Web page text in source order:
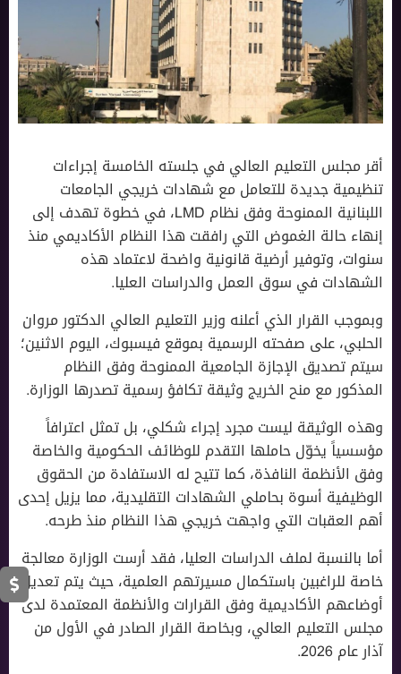
أقر مجلس التعليم العالي في جلسته الخامسة إجراءات
تنظيمية جديدة للتعامل مع شهادات خريجي الجامعات
اللبنانية الممنوحة وفق نظام LMD، في خطوة تهدف إلى
إنهاء حالة الغموض التي رافقت هذا النظام الأكاديمي منذ
سنوات، وتوفير أرضية قانونية واضحة لاعتماد هذه
الشهادات في سوق العمل والدراسات العليا.
وبموجب القرار الذي أعلنه وزير التعليم العالي الدكتور مروان
الحلبي، على صفحته الرسمية بموقع فيسبوك، اليوم الاثنين؛
سيتم تصديق الإجازة الجامعية الممنوحة وفق النظام
المذكور مع منح الخريج وثيقة تكافؤ رسمية تصدرها الوزارة.
وهذه الوثيقة ليست مجرد إجراء شكلي، بل تمثل اعترافاً
مؤسسياً يخوّل حاملها التقدم للوظائف الحكومية والخاصة
وفق الأنظمة النافذة، كما تتيح له الاستفادة من الحقوق
الوظيفية أسوة بحاملي الشهادات التقليدية، مما يزيل إحدى
أهم العقبات التي واجهت خريجي هذا النظام منذ طرحه.
أما بالنسبة لملف الدراسات العليا، فقد أرست الوزارة معالجة
خاصة للراغبين باستكمال مسيرتهم العلمية، حيث يتم تعديل
أوضاعهم الأكاديمية وفق القرارات والأنظمة المعتمدة لدى
مجلس التعليم العالي، وبخاصة القرار الصادر في الأول من
آذار عام 2026.